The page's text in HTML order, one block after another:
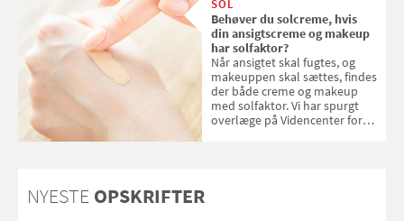
SOL
Behøver du solcreme, hvis
din ansigtscreme og makeup
har solfaktor?
Når ansigtet skal fugtes, og
makeuppen skal sættes, findes
der både creme og makeup
med solfaktor. Vi har spurgt
overlæge på Videncenter for
NYESTE OPSKRIFTER